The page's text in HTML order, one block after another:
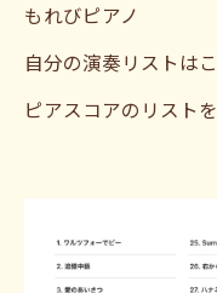
もれびピアノ
自分の演奏リストは
ピアスコアのリスト